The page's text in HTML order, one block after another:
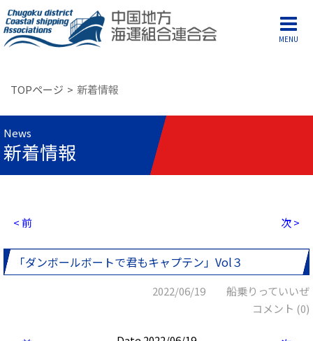
TOPページ 新着情報
News
新着情報
< 前 次 >
「ダンボールボートで君もキャプテン」Vol３
2022/06/19 船乗りっていいぜ
コメント (0)
MENU